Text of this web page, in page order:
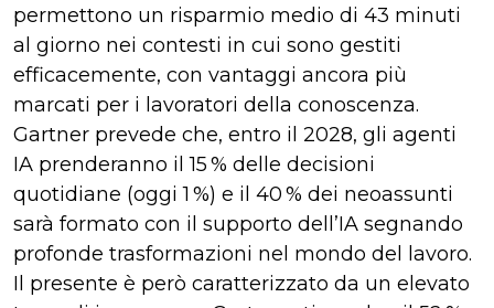
permettono un risparmio medio di 43 minuti
al giorno nei contesti in cui sono gestiti
efficacemente, con vantaggi ancora più
marcati per i lavoratori della conoscenza.
Gartner prevede che, entro il 2028, gli agenti
IA prenderanno il 15 % delle decisioni
quotidiane (oggi 1 %) e il 40 % dei neoassunti
sarà formato con il supporto dell’IA segnando
profonde trasformazioni nel mondo del lavoro.
Il presente è però caratterizzato da un elevato